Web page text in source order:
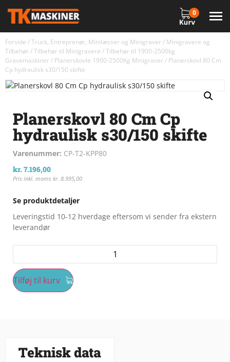
0
Forside /Truck, Entreprenør, Minilæsser og Minigraver/ Minigravere og
Tilbehør/Tilbehør til Minigravere /Tilbehør til 1900-2500kg
Gravemaskiner/ Planerskovle 1900-2500Kg Minigraver/ Planerskovl 80 Cm
Cp hydraulisk s30/150 skifte
Planerskovl 80 Cm Cp
hydraulisk s30/150 skifte
Varenummer: CP-T2-KPP80
kr.7.196,00
Pris inkl. moms kr. 8.995,00
Se produktdetaljer
Leveringstid 10-12 hverdage eftersom vi sender fra ekstern
leverandør
Tilføj til kurv
Teknisk data